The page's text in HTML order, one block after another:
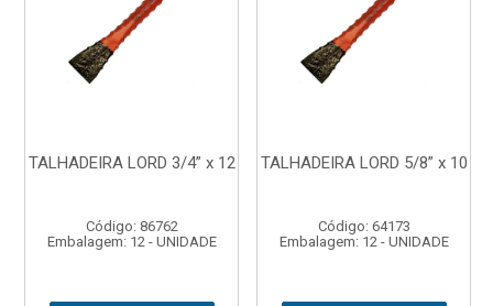
TALHADEIRA LORD 3/4” x 12
Código: 86762
Embalagem: 12 - UNIDADE
TALHADEIRA LORD 5/8” x 10
Código: 64173
Embalagem: 12 - UNIDADE